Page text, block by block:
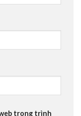
trong trình